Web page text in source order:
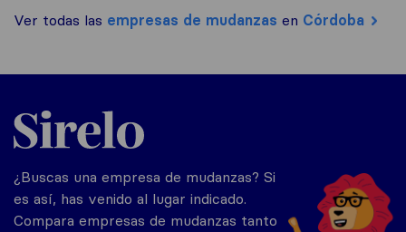
Ver todas las empresas de mudanzas en Córdoba
Sirelo.es
¿Buscas una empresa de mudanzas? Si
es así, has venido al lugar indicado.
Compara empresas de mudanzas tanto